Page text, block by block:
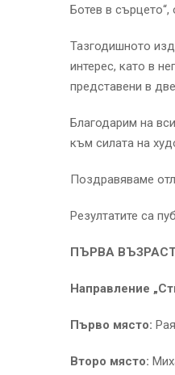
Ботев в сърцето“,
Тазгодишното
интерес, като в
представени в
Благодарим на
към силата на
Поздравяваме
Резултатите са
ПЪРВА
Направление
Първо място:
Второ място: